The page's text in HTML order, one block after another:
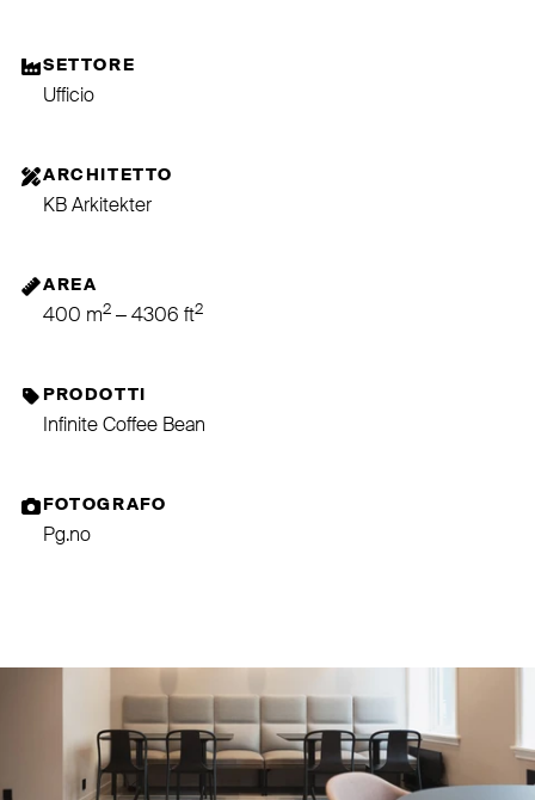
SETTORE
Ufficio
ARCHITETTO
KB Arkitekter⁠
AREA
400 m2 – 4306 ft2
PRODOTTI
Infinite Coffee Bean
FOTOGRAFO
Pg.no